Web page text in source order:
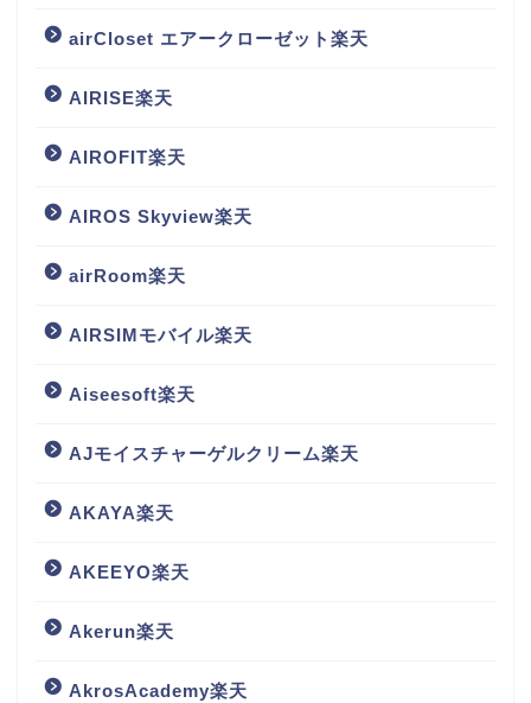
airCloset エアークローゼット楽天
AIRISE楽天
AIROFIT楽天
AIROS Skyview楽天
airRoom楽天
AIRSIMモバイル楽天
Aiseesoft楽天
AJモイスチャーゲルクリーム楽天
AKAYA楽天
AKEEYO楽天
Akerun楽天
AkrosAcademy楽天